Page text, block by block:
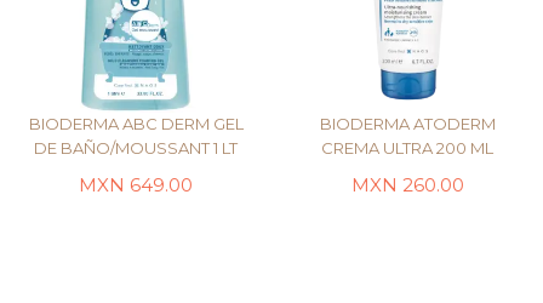
BIODERMA ATODERM
CREMA ULTRA 200 ML
260.00
BIODERMA ABC DERM GEL
DE BAÑO/MOUSSANT 1 LT
649.00